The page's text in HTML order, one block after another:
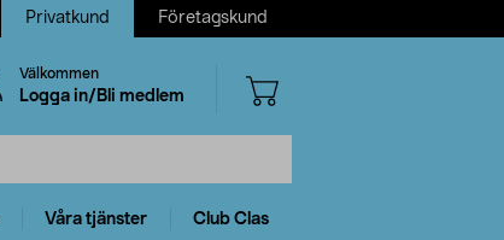
Privatkund Företagskund
Välkommen
Logga in/Bli medlem
Våra tjänster Club Clas